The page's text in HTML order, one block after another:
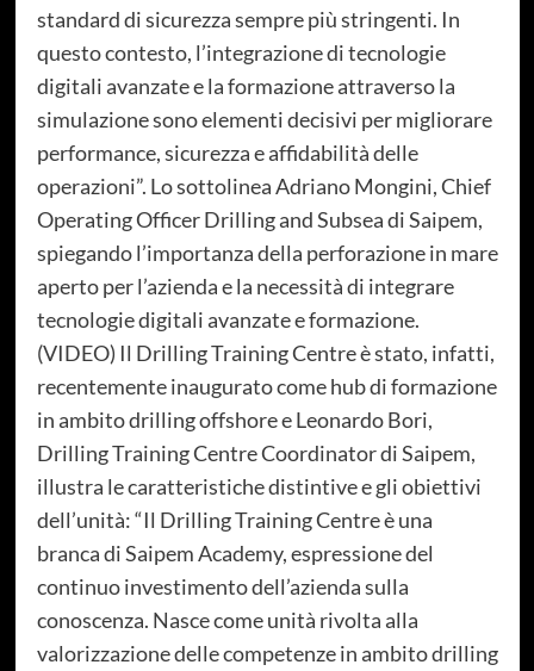
standard di sicurezza sempre più stringenti. In
questo contesto, l’integrazione di tecnologie
digitali avanzate e la formazione attraverso la
simulazione sono elementi decisivi per migliorare
performance, sicurezza e affidabilità delle
operazioni”. Lo sottolinea Adriano Mongini, Chief
Operating Officer Drilling and Subsea di Saipem,
spiegando l’importanza della perforazione in mare
aperto per l’azienda e la necessità di integrare
tecnologie digitali avanzate e formazione.
(VIDEO) Il Drilling Training Centre è stato, infatti,
recentemente inaugurato come hub di formazione
in ambito drilling offshore e Leonardo Bori,
Drilling Training Centre Coordinator di Saipem,
illustra le caratteristiche distintive e gli obiettivi
dell’unità: “Il Drilling Training Centre è una
branca di Saipem Academy, espressione del
continuo investimento dell’azienda sulla
conoscenza. Nasce come unità rivolta alla
valorizzazione delle competenze in ambito drilling